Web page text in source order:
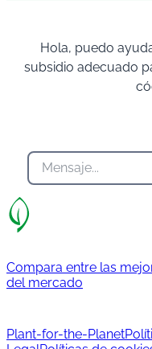
Hola, puedo
subsidio adecuado
Compara entre las
del mercado
Plant-for-the-Planet